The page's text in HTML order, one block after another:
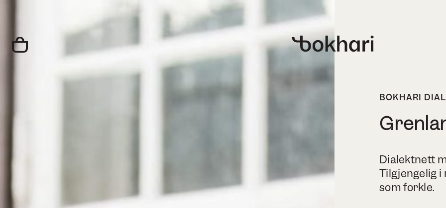
BOKHARI
Dialektnett
Tilgjengelig i
som forkle.